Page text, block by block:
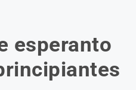
esperanto